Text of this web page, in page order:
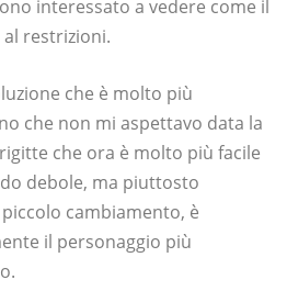
interessato a vedere come il
restrizioni.
che è molto più
che non mi aspettavo data la
che ora è molto più facile
debole, ma piuttosto
cambiamento, è
il personaggio più